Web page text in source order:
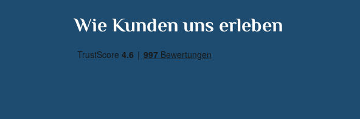
Wie Kunden uns erleben